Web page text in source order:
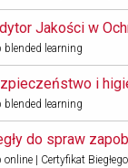
Jakości w
blended learning
i
blended learning
do spraw
online | Certyfikat